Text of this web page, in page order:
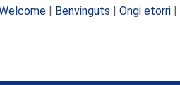
| Benvinguts | Ongi etorri|